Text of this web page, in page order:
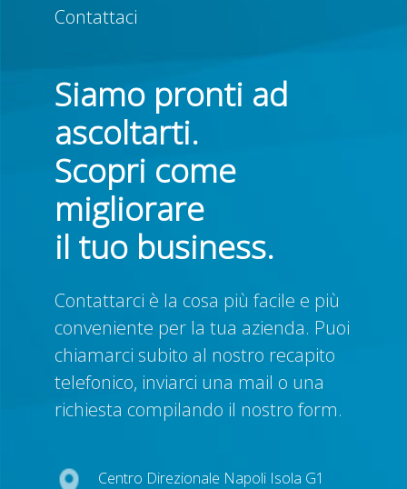
Contattaci
Siamo pronti ad
ascoltarti.
Scopri come
migliorare
il tuo business.
Contattarci è la cosa più facile e più
conveniente per la tua azienda. Puoi
chiamarci subito al nostro recapito
telefonico, inviarci una mail o una
richiesta compilando il nostro form.
Centro Direzionale Napoli Isola G1